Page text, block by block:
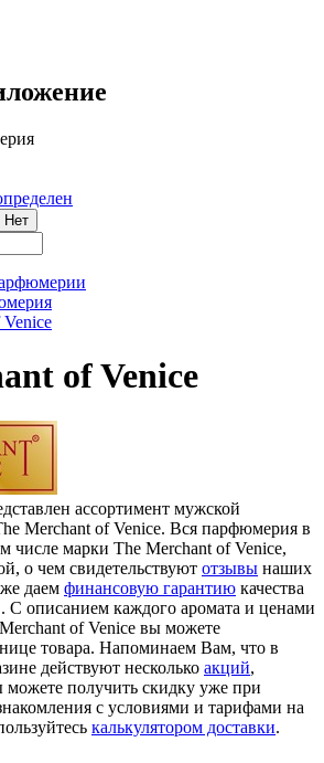
Нет
of Venice
ассортимент мужской
Merchant of Venice. Вся парфюмерия в
числе марки The Merchant of Venice,
о чем свидетельствуют отзывы наших
даем финансовую гарантию качества
С описанием каждого аромата и ценами
of Venice вы можете
товара. Напоминаем Вам, что в
действуют несколько акций,
получить скидку уже при
с условиями и тарифами на
калькулятором доставки.